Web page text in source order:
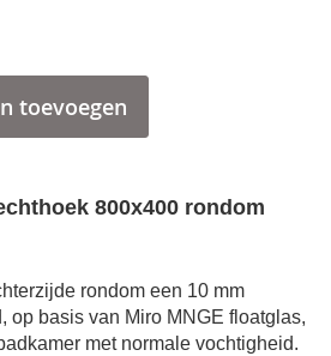
toevoegen
800x400 rondom
rondom een 10 mm
op basis van Miro MNGE floatglas,
met normale vochtigheid.